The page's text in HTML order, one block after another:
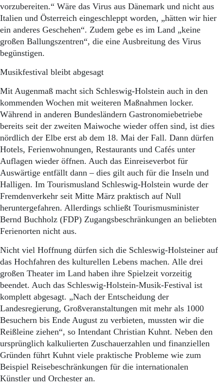
vorzubereiten.“ Wäre das Virus aus Dänemark und nicht aus
Italien und Österreich eingeschleppt worden, „hätten wir hier
ein anderes Geschehen“. Zudem gebe es im Land „keine
großen Ballungszentren“, die eine Ausbreitung des Virus
begünstigen.
Musikfestival bleibt abgesagt
Mit Augenmaß macht sich Schleswig-Holstein auch in den
kommenden Wochen mit weiteren Maßnahmen locker.
Während in anderen Bundesländern Gastronomiebetriebe
bereits seit der zweiten Maiwoche wieder offen sind, ist dies
nördlich der Elbe erst ab dem 18. Mai der Fall. Dann dürfen
Hotels, Ferienwohnungen, Restaurants und Cafés unter
Auflagen wieder öffnen. Auch das Einreiseverbot für
Auswärtige entfällt dann – dies gilt auch für die Inseln und
Halligen. Im Tourismusland Schleswig-Holstein wurde der
Fremdenverkehr seit Mitte März praktisch auf Null
heruntergefahren. Allerdings schließt Tourismusminister
Bernd Buchholz (FDP) Zugangsbeschränkungen an beliebten
Ferienorten nicht aus.
Nicht viel Hoffnung dürfen sich die Schleswig-Holsteiner auf
das Hochfahren des kulturellen Lebens machen. Alle drei
großen Theater im Land haben ihre Spielzeit vorzeitig
beendet. Auch das Schleswig-Holstein-Musik-Festival ist
komplett abgesagt. „Nach der Entscheidung der
Landesregierung, Großveranstaltungen mit mehr als 1000
Besuchern bis Ende August zu verbieten, mussten wir die
Reißleine ziehen“, so Intendant Christian Kuhnt. Neben den
ursprünglich kalkulierten Zuschauerzahlen und finanziellen
Gründen führt Kuhnt viele praktische Probleme wie zum
Beispiel Reisebeschränkungen für die internationalen
Künstler und Orchester an.